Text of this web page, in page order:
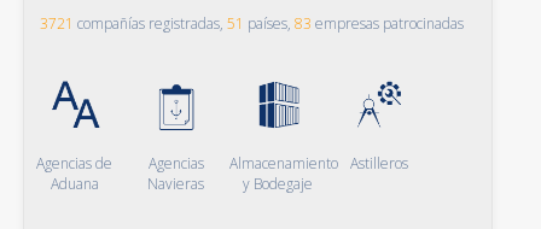
3721 compañías registradas, 51 países, 83 empresas patrocinadas
Agencias de
Aduana
Agencias
Navieras
Almacenamiento
y Bodegaje
Astilleros